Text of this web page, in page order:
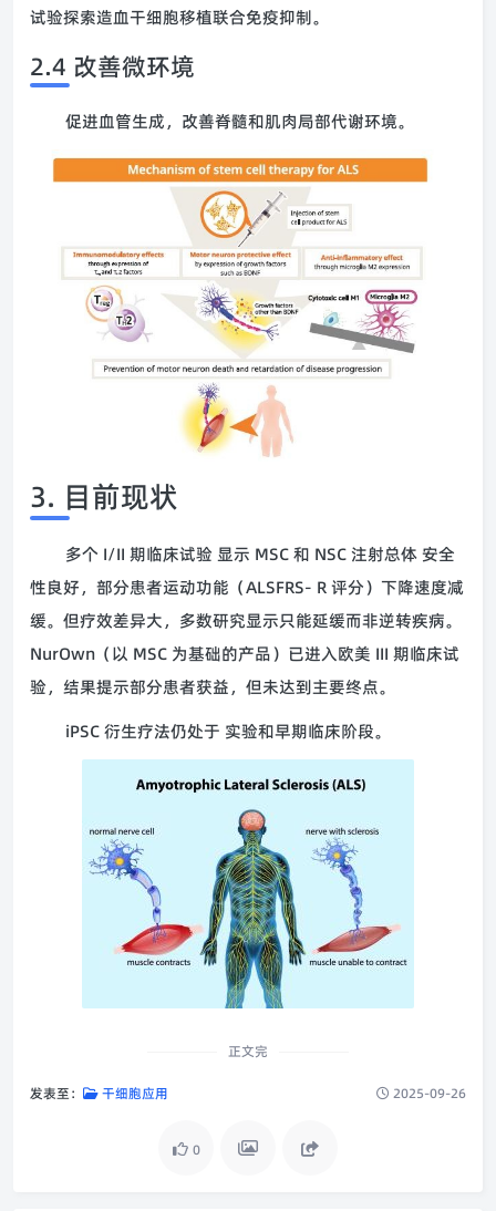
试验探索造血干细胞移植联合免疫抑制。
2.4 改善微环境
促进血管生成，改善脊髓和肌肉局部代谢环境。
3. 目前现状
多个 I/II 期临床试验 显示 MSC 和 NSC 注射总体 安全
性良好，部分患者运动功能（ALSFRS- R 评分）下降速度减
缓。但疗效差异大，多数研究显示只能延缓而非逆转疾病。
NurOwn（以 MSC 为基础的产品）已进入欧美 III 期临床试
验，结果提示部分患者获益，但未达到主要终点。
iPSC 衍生疗法仍处于 实验和早期临床阶段。
正文完
发表至： 干细胞应用 2025-09-26
0